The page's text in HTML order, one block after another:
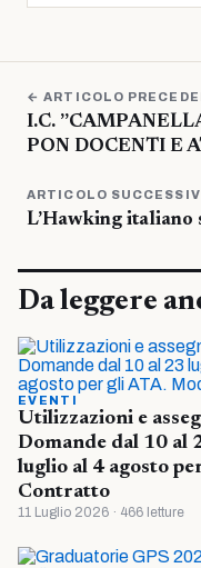
← ARTICOLO
I.C.
PON DOCENTI E
ARTICOLO
L’Hawking italiano
Da leggere
EVENTI
Utilizzazioni e
Domande dal 10 al
luglio al 4 agosto
Contratto
11 Luglio 2026 · 466 letture